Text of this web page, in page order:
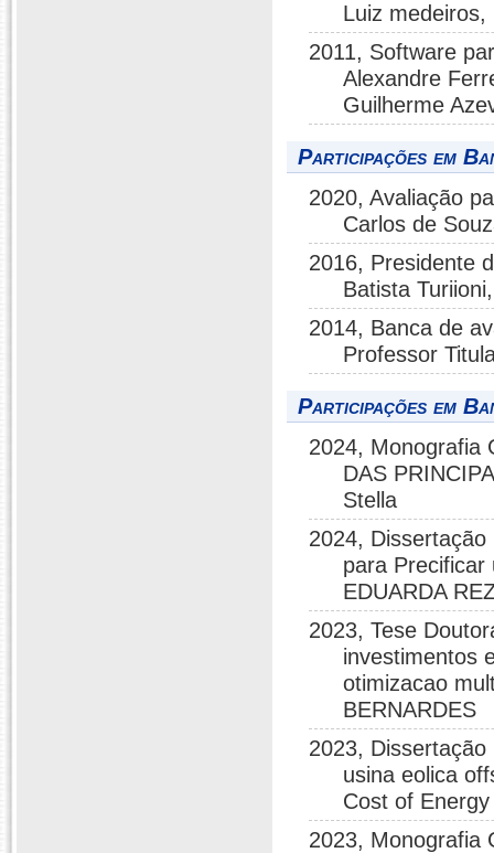
Luiz
2011, Software
Alexandre
Guilherme
Participações em
2020, Avaliação
Carlos de
2016, Presidente
Batista Turiioni,
2014, Banca de
Professor
Participações em
2024, Monografia
DAS
Stella
2024,
para Precificar
EDUARDA
2023, Tese
investimentos
otimizacao
BERNARDES
2023,
usina eolica
Cost of
2023, Monografia